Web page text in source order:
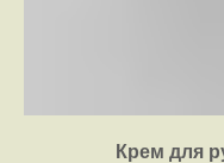
Крем для